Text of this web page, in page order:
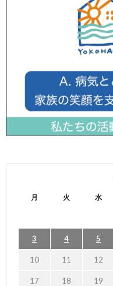
月 火 水
3 4 5
10 11 12
17 18 19